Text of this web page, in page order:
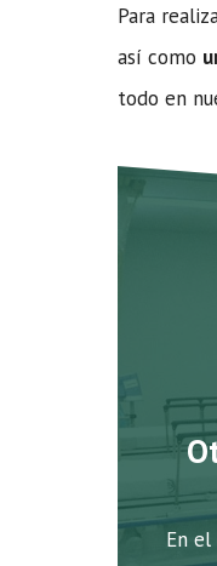
Para
así como
todo en
En